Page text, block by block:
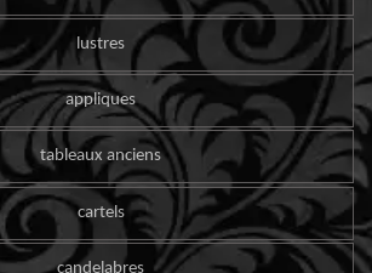
lustres
appliques
tableaux anciens
cartels
candelabres